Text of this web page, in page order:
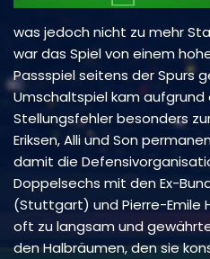
was jedoch nicht zu mehr
war das Spiel von einem
Passspiel seitens der Spurs
Umschaltspiel kam
Stellungsfehler besonders
Eriksen, Alli und Son
damit die
Doppelsechs mit den Ex-
(Stuttgart) und Pierre-Emile
oft zu langsam und
den Halbräumen, den sie